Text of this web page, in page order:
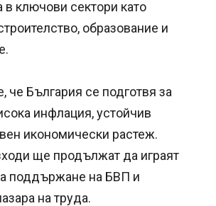
в ключови сектори като
образование и
че България се подготвя за
инфлация, устойчив
икономически растеж.
ще продължат да играят
поддържане на БВП и
на труда.